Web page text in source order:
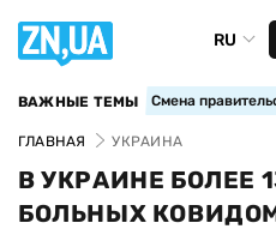
RU
ВАЖНЫЕ ТЕМЫ Смена
ГЛАВНАЯ УКРАИНА
В УКРАИНЕ БОЛЕЕ
БОЛЬНЫХ